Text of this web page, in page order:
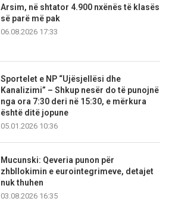
Arsim, në shtator 4.900 nxënës të klasës
së parë më pak
06.08.2026 17:33
Sportelet e NP “Ujësjellësi dhe
Kanalizimi” – Shkup nesër do të punojnë
nga ora 7:30 deri në 15:30, e mërkura
është ditë jopune
05.01.2026 10:36
Mucunski: Qeveria punon për
zhbllokimin e eurointegrimeve, detajet
nuk thuhen
03.08.2026 16:35